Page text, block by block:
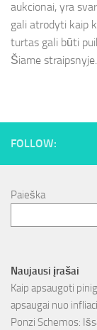
aukcionai, yra
gali atrodyti kaip
turtas gali būti
Šiame
FOLLOW:
Paieška
Naujausi įrašai
Kaip apsaugoti
apsaugai nuo
Ponzi Schemos: